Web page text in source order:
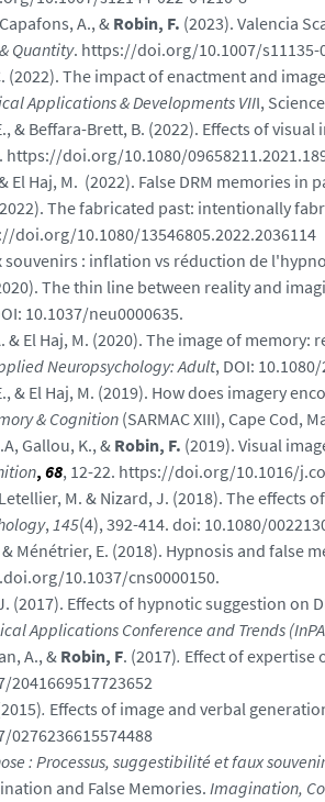
A., &Robin, F. (2023). Valencia
Quantity. https://doi.org/10.1007/s11135-
(2022). The impact of enactment and
Applications & Developments VIII,
& Beffara-Brett, B. (2022). Effects of
https://doi.org/10.1080/
El Haj, M. (2022). False DRM memories
The fabricated past: intentionally
doi.org/10.1080/13546805.2022.2036114
souvenirs : inflation vs réduction de
The thin line between reality and
10.1037/neu0000635.
& El Haj, M. (2020). The image of
Neuropsychology: Adult, DOI:
& El Haj, M. (2019). How does imagery
& Cognition (SARMAC XIII), Cape Cod,
Gallou, K., & Robin, F. (2019). Visual
, 68, 12-22. https://doi.org/10.1016/
M. & Nizard, J. (2018). The
,145(4), 392-414. doi: 10.1080/
Ménétrier, E. (2018). Hypnosis and false
10.1037/cns0000150.
(2017). Effects of hypnotic suggestion on
Applications Conference and Trends
A., & Robin, F. (2017). Effect of expertise
. Effects of image and verbal
: Processus, suggestibilité et faux
and False Memories. Imagination,